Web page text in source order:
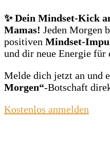
✨ Dein Mindset‑Kick
Mamas! Jeden Morgen
positiven
und dir neue Energie
Melde dich jetzt an und
Morgen“‑Botschaft
Kostenlos anmelden